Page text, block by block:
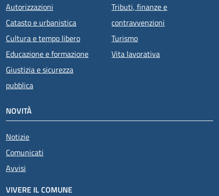
Autorizzazioni
Catasto e urbanistica
Cultura e tempo libero
Educazione e formazione
Giustizia e sicurezza
pubblica
Tributi, finanze e
contravvenzioni
Turismo
Vita lavorativa
NOVITÀ
Notizie
Comunicati
Avvisi
VIVERE IL COMUNE